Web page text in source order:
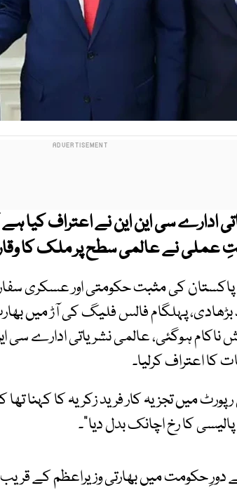
ادارے سی این این نے اعتراف کیا
نے عالمی سطح پر ملک کا وقار
پاکستان کی مثبت حکومتی اور عسکری
پہلگام فالس فلیگ کی آڑ میں
ہوگئی، عالمی نشریاتی ادارے سی
کا اعتراف کرلیا۔
رپورٹ میں تجزیہ کار فرید زکریہ کا کہنا
کا رخ اچانک بدل دیا"۔
دورِ حکومت میں بھارتی وزیراعظم کے